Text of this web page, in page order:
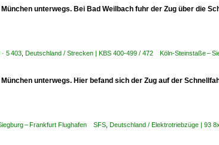
unterwegs. Bei Bad Weilbach fuhr der Zug über die
5 403 Deutschland / Strecken | KBS 400-499 / 472 Köln-Steinstaße –
unterwegs. Hier befand sich der Zug auf der
– Frankfurt Flughafen SFS Deutschland / Elektrotriebzüge | 93